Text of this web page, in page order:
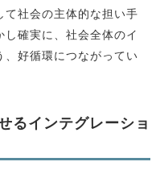
て社会の主体的な担い手
確実に、社会全体のイ
、好循環につながってい
るインテグレーショ